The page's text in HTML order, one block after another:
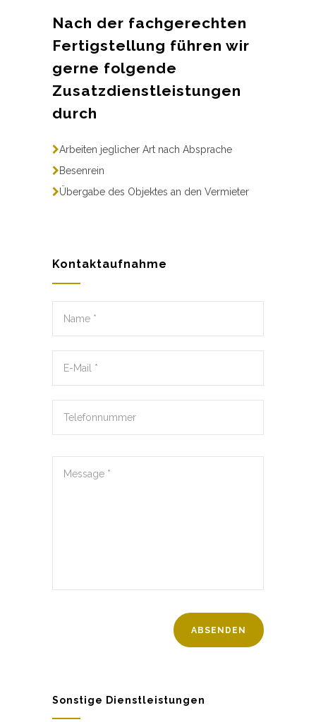
Nach der fachgerechten
Fertigstellung führen wir
gerne folgende
Zusatzdienstleistungen
durch
Arbeiten jeglicher Art nach Absprache
Besenrein
Übergabe des Objektes an den Vermieter
Kontaktaufnahme
Sonstige Dienstleistungen